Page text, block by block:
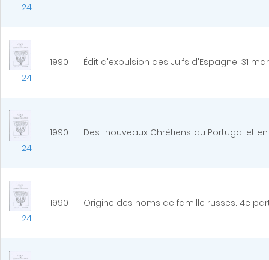
24
24
1990 Édit d'expulsion des Juifs d'Espagne, 31
24
1990 Des "nouveaux Chrétiens"au Portugal et
24
1990 Origine des noms de famille russes. 4e